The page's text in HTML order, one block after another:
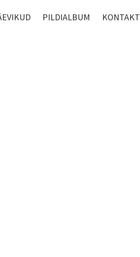
PILDIALBUM KONTAKT